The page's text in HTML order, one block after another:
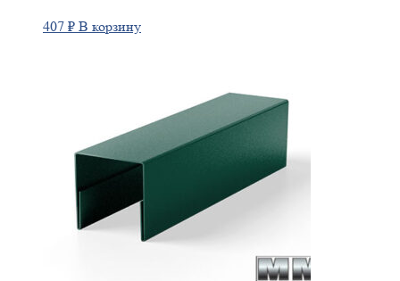
407 ₽ В корзину